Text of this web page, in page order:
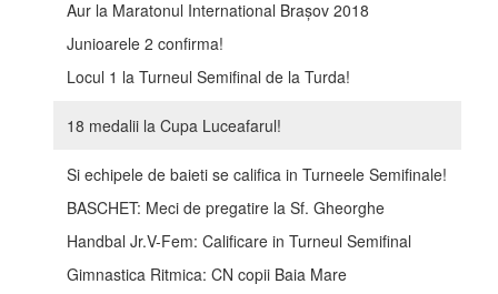
Aur la Maratonul International Brașov 2018
Junioarele 2 confirma!
Locul 1 la Turneul Semifinal de la Turda!
18 medalii la Cupa Luceafarul!
Si echipele de baieti se califica in Turneele Semifinale!
BASCHET: Meci de pregatire la Sf. Gheorghe
Handbal Jr.V-Fem: Calificare in Turneul Semifinal
Gimnastica Ritmica: CN copii Baia Mare